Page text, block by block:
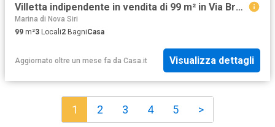
Villetta indipendente in vendita di 99 m² in Via Brodolini, 6
Marina di Nova Siri
99 m²3 Locali2 BagniCasa
Aggiornato oltre un mese fa da Casa.it Visualizza dettagli
1 2 3 4 5 >